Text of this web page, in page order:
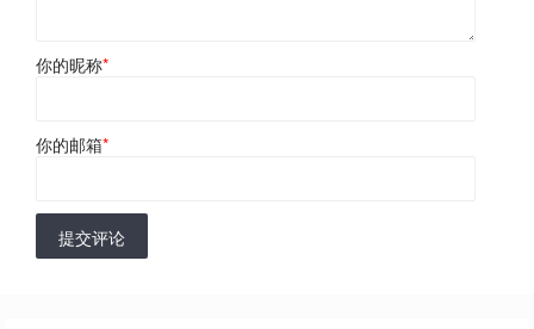
你的昵称*
你的邮箱*
提交评论